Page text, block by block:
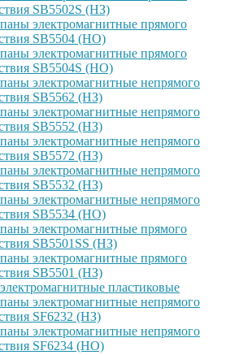
SB5502S (НЗ)
электромагнитные прямого
SB5504 (НО)
электромагнитные прямого
SB5504S (НО)
электромагнитные непрямого
SB5562 (НЗ)
электромагнитные непрямого
SB5552 (НЗ)
электромагнитные непрямого
SB5572 (НЗ)
электромагнитные непрямого
SB5532 (НЗ)
электромагнитные непрямого
SB5534 (НО)
электромагнитные прямого
SB5501SS (НЗ)
электромагнитные прямого
SB5501 (НЗ)
пластиковые
электромагнитные непрямого
SF6232 (НЗ)
электромагнитные непрямого
SF6234 (НО)